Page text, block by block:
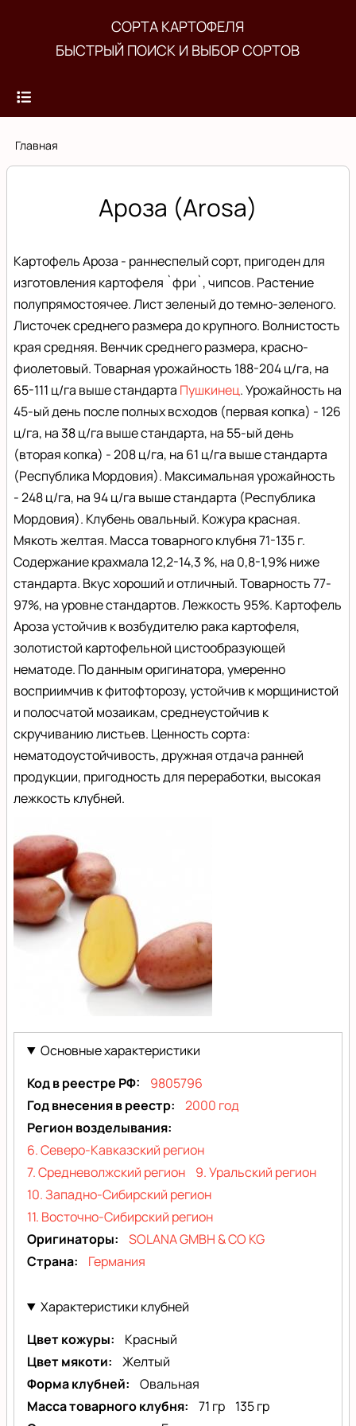
основному
СОРТА КАРТОФЕЛЯ
БЫСТРЫЙ ПОИСК И ВЫБОР СОРТОВ
Строка
Главная
Ароза (Arosa)
Картофель Ароза - раннеспелый сорт, пригоден для
изготовления картофеля `фри`, чипсов. Растение
полупрямостоячее. Лист зеленый до темно-зеленого.
Листочек среднего размера до крупного. Волнистость
края средняя. Венчик среднего размера, красно-
фиолетовый. Товарная урожайность 188-204 ц/га, на
65-111 ц/га выше стандарта Пушкинец. Урожайность на
45-ый день после полных всходов (первая копка) - 126
ц/га, на 38 ц/га выше стандарта, на 55-ый день
(вторая копка) - 208 ц/га, на 61 ц/га выше стандарта
(Республика Мордовия). Максимальная урожайность
- 248 ц/га, на 94 ц/га выше стандарта (Республика
Мордовия). Клубень овальный. Кожура красная.
Мякоть желтая. Масса товарного клубня 71-135 г.
Содержание крахмала 12,2-14,3 %, на 0,8-1,9% ниже
стандарта. Вкус хороший и отличный. Товарность 77-
97%, на уровне стандартов. Лежкость 95%. Картофель
Ароза устойчив к возбудителю рака картофеля,
золотистой картофельной цистообразующей
нематоде. По данным оригинатора, умеренно
восприимчив к фитофторозу, устойчив к морщинистой
и полосчатой мозаикам, среднеустойчив к
скручиванию листьев. Ценность сорта:
нематодоустойчивость, дружная отдача ранней
продукции, пригодность для переработки, высокая
лежкость клубней.
(Arosa)Основные характеристики
Код в реестре РФ
9805796
Год внесения в реестр
2000 год
Регион возделывания
6. Северо-Кавказский регион
7. Средневолжский регион
9. Уральский регион
10. Западно-Сибирский регион
11. Восточно-Сибирский регион
Оригинаторы
SOLANA GMBH & CO KG
Страна
Германия
Характеристики клубней
Цвет кожуры
Красный
Цвет мякоти
Желтый
Форма клубней
Овальная
Масса товарного клубня
71 гр
135 гр